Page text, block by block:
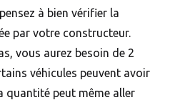
à bien vérifier la
par votre constructeur.
vous aurez besoin de 2
véhicules peuvent avoir
quantité peut même aller